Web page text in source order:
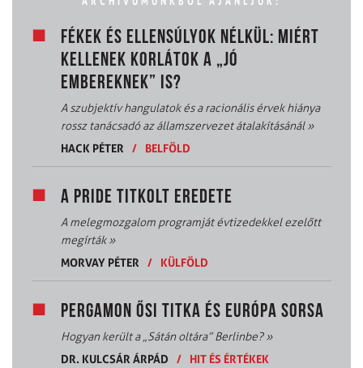
FÉKEK ÉS ELLENSÚLYOK NÉLKÜL: MIÉRT
KELLENEK KORLÁTOK A „JÓ
EMBEREKNEK” IS?
A szubjektív hangulatok és a racionális érvek hiánya
rossz tanácsadó az államszervezet átalakításánál»
HACK PÉTER
/ BELFÖLD
A PRIDE TITKOLT EREDETE
A melegmozgalom programját évtizedekkel ezelőtt
megírták»
MORVAY PÉTER
/ KÜLFÖLD
PERGAMON ŐSI TITKA ÉS EURÓPA SORSA
Hogyan került a „Sátán oltára” Berlinbe?»
DR. KULCSÁR ÁRPÁD
/ HIT ÉS ÉRTÉKEK